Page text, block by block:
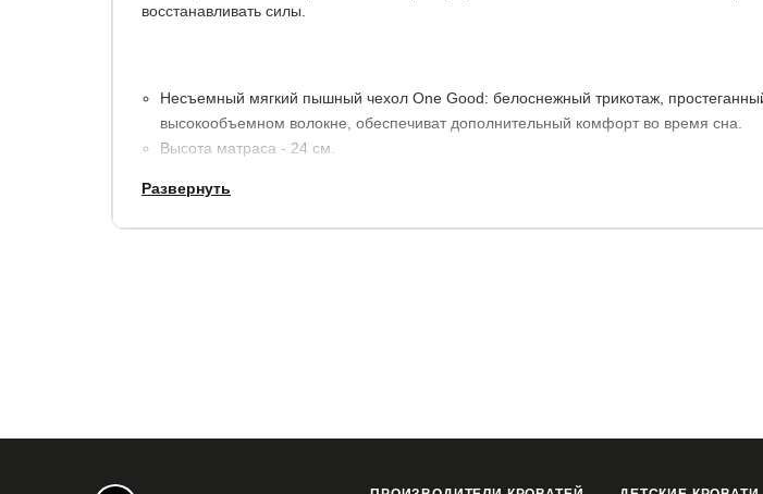
восстанавливать силы.
Несъемный мягкий пышный чехол One Good: белоснежный трикотаж,
высокообъемном волокне, обеспечиват дополнительный комфорт во время сна.
Высота матраса - 24 см.
Максимальный вес на одно спальное место - 140 кг.
Развернуть